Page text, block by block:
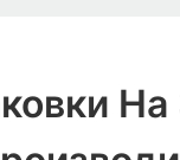
На